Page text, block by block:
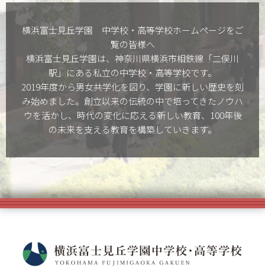
横浜富士見丘学園 中学校・高等学校ホームぺージをご
覧の皆様へ
横浜富士見丘学園は、神奈川県横浜市相鉄線「二俣川
駅」にある私立の中学校・高等学校です。
2019年度から男女共学化を図り、学園に新しい歴史を刻
み始めました。創立以来の伝統の中で培ってきたノウハ
ウを活かし、時代の変化に応える新しい教育、100年後
の未来を支える教育を構築していきます。